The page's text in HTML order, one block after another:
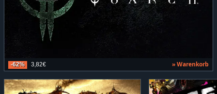
-62% 3,82€ » Warenkorb